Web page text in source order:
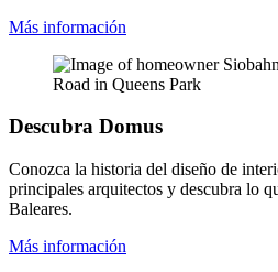
Más información
Descubra Domus
Conozca la historia del diseño de
principales arquitectos y descubra lo
Baleares.
Más información